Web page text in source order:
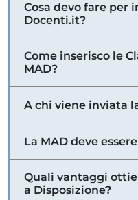
Cosa devo fare per
Docenti.it?
Come inserisco le
MAD?
A chi viene inviata
La MAD deve
Quali vantaggi
a Disposizione?